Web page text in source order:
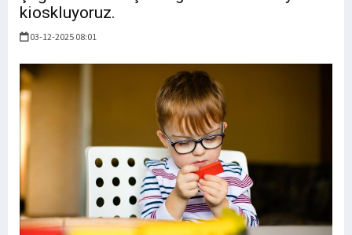
kioskluyoruz.
03-12-2025 08:01